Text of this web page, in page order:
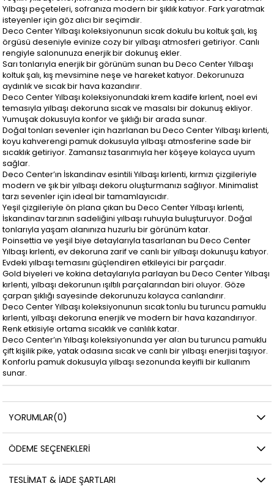
Yılbaşı peçeteleri, sofranıza modern bir şıklık katıyor. Fark yaratmak
isteyenler için göz alıcı bir seçimdir.
Deco Center Yılbaşı koleksiyonunun sıcak dokulu bu koltuk şalı, kış
örgüsü deseniyle evinize cozy bir yılbaşı atmosferi getiriyor. Canlı
rengiyle salonunuza enerjik bir dokunuş ekler.
Sarı tonlarıyla enerjik bir görünüm sunan bu Deco Center Yılbaşı
koltuk şalı, kış mevsimine neşe ve hareket katıyor. Dekorunuza
aydınlık ve sıcak bir hava kazandırır.
Deco Center Yılbaşı koleksiyonundaki krem kadife kırlent, noel evi
temasıyla yılbaşı dekoruna sıcak ve masalsı bir dokunuş ekliyor.
Yumuşak dokusuyla konfor ve şıklığı bir arada sunar.
Doğal tonları sevenler için hazırlanan bu Deco Center Yılbaşı kırlenti,
koyu kahverengi pamuk dokusuyla yılbaşı atmosferine sade bir
sıcaklık getiriyor. Zamansız tasarımıyla her köşeye kolayca uyum
sağlar.
Deco Center’ın İskandinav esintili Yılbaşı kırlenti, kırmızı çizgileriyle
modern ve şık bir yılbaşı dekoru oluşturmanızı sağlıyor. Minimalist
tarzı sevenler için ideal bir tamamlayıcıdır.
Yeşil çizgileriyle ön plana çıkan bu Deco Center Yılbaşı kırlenti,
İskandinav tarzının sadeliğini yılbaşı ruhuyla buluşturuyor. Doğal
tonlarıyla yaşam alanınıza huzurlu bir görünüm katar.
Poinsettia ve yeşil biye detaylarıyla tasarlanan bu Deco Center
Yılbaşı kırlenti, ev dekoruna zarif ve canlı bir yılbaşı dokunuşu katıyor.
Evdeki yılbaşı temasını güçlendiren etkileyici bir parçadır.
Gold biyeleri ve kokina detaylarıyla parlayan bu Deco Center Yılbaşı
kırlenti, yılbaşı dekorunun ışıltılı parçalarından biri oluyor. Göze
çarpan şıklığı sayesinde dekorunuzu kolayca canlandırır.
Deco Center Yılbaşı koleksiyonunun sıcak tonlu bu turuncu pamuklu
kırlenti, yılbaşı dekoruna enerjik ve modern bir hava kazandırıyor.
Renk etkisiyle ortama sıcaklık ve canlılık katar.
Deco Center’ın Yılbaşı koleksiyonunda yer alan bu turuncu pamuklu
çift kişilik pike, yatak odasına sıcak ve canlı bir yılbaşı enerjisi taşıyor.
Konforlu pamuk dokusuyla yılbaşı sezonunda keyifli bir kullanım
sunar.
YORUMLAR(0)
ÖDEME SEÇENEKLERI
TESLIMAT & İADE ŞARTLARI